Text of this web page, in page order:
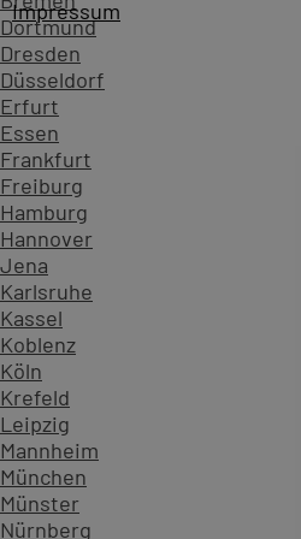
Dortmund
Dresden
Düsseldorf
Erfurt
Essen
Frankfurt
Freiburg
Hamburg
Hannover
Jena
Karlsruhe
Kassel
Koblenz
Köln
Krefeld
Leipzig
Mannheim
München
Münster
Nürnberg
PC-COLLEGE - Seit über 40
Themenliste
CAD, weitere Grafik
ECAD
KiCad
Online-Trainings
Open Source
Ihre Auswahl:
Impressum